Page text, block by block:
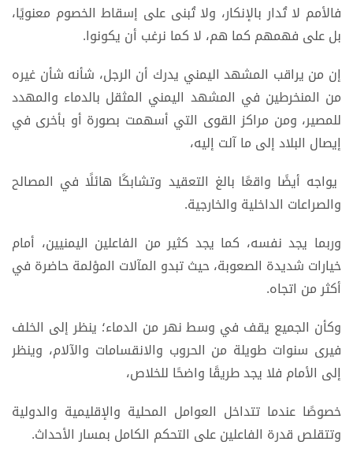
فالأمم لا تُدار بالإنكار، ولا تُبنى على إسقاط الخصوم معنويًا،
بل على فهمهم كما هم، لا كما نرغب أن يكونوا.
إن من يراقب المشهد اليمني يدرك أن الرجل، شأنه شأن غيره
من المنخرطين في المشهد اليمني المثقل بالدماء والمهدد
للمصير، ومن مراكز القوى التي أسهمت بصورة أو بأخرى في
إيصال البلاد إلى ما آلت إليه،
يواجه أيضًا واقعًا بالغ التعقيد وتشابكًا هائلًا في المصالح
والصراعات الداخلية والخارجية.
وربما يجد نفسه، كما يجد كثير من الفاعلين اليمنيين، أمام
خيارات شديدة الصعوبة، حيث تبدو المآلات المؤلمة حاضرة في
أكثر من اتجاه.
وكأن الجميع يقف في وسط نهر من الدماء؛ ينظر إلى الخلف
فيرى سنوات طويلة من الحروب والانقسامات والآلام، وينظر
إلى الأمام فلا يجد طريقًا واضحًا للخلاص،
خصوصًا عندما تتداخل العوامل المحلية والإقليمية والدولية
وتتقلص قدرة الفاعلين على التحكم الكامل بمسار الأحداث.